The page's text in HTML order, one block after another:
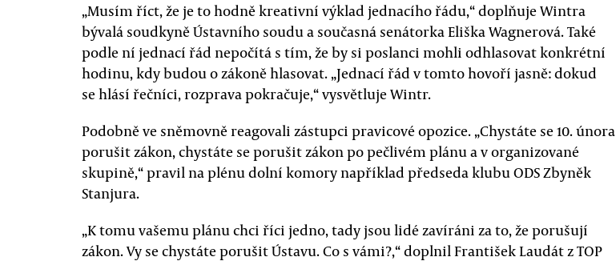
„Musím říct, že je to hodně kreativní výklad jednacího řádu,“ doplňuje Wintra
bývalá soudkyně Ústavního soudu a současná senátorka Eliška Wagnerová. Také
podle ní jednací řád nepočítá s tím, že by si poslanci mohli odhlasovat konkrétní
hodinu, kdy budou o zákoně hlasovat. „Jednací řád v tomto hovoří jasně: dokud
se hlásí řečníci, rozprava pokračuje,“ vysvětluje Wintr.
Podobně ve sněmovně reagovali zástupci pravicové opozice. „Chystáte se 10. února
porušit zákon, chystáte se porušit zákon po pečlivém plánu a v organizované
skupině,“ pravil na plénu dolní komory například předseda klubu ODS Zbyněk
Stanjura.
„K tomu vašemu plánu chci říci jedno, tady jsou lidé zavíráni za to, že porušují
zákon. Vy se chystáte porušit Ústavu. Co s vámi?,“ doplnil František Laudát z TOP